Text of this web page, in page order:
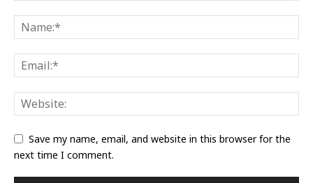
Save my name, email, and website in this browser for the
next time I comment.